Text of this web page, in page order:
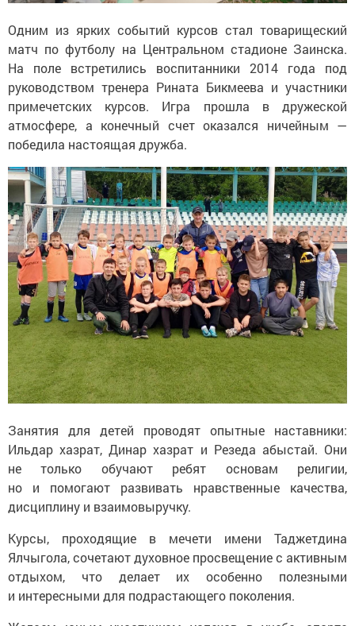
Одним из ярких событий курсов стал товарищеский
матч по футболу на Центральном стадионе Заинска.
На поле встретились воспитанники 2014 года под
руководством тренера Рината Бикмеева и участники
примечетских курсов. Игра прошла в дружеской
атмосфере, а конечный счет оказался ничейным —
победила настоящая дружба.
Занятия для детей проводят опытные наставники:
Ильдар хазрат, Динар хазрат и Резеда абыстай. Они
не только обучают ребят основам религии,
но и помогают развивать нравственные качества,
дисциплину и взаимовыручку.
Курсы, проходящие в мечети имени Таджетдина
Ялчыгола, сочетают духовное просвещение с активным
отдыхом, что делает их особенно полезными
и интересными для подрастающего поколения.